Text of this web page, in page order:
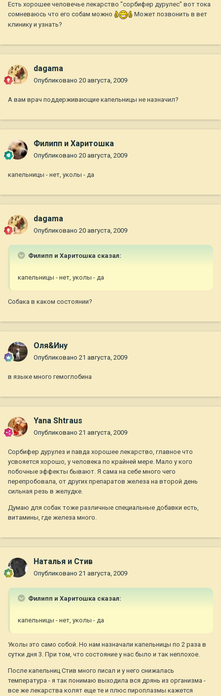
Есть хорошее человечье лекарство "сорбифер дурулес" вот тока
сомневаюсь что его собам можно
Может позвонить в вет
клинику и узнать?
dagama
Опубликовано 20 августа, 2009
А вам врач поддерживающие капельницы не назначил?
Филипп и Харитошка
Опубликовано 20 августа, 2009
капельницы - нет, уколы - да
dagama
Опубликовано 20 августа, 2009
Филипп и Харитошка сказал:
капельницы - нет, уколы - да
Собака в каком состоянии?
Оля&Ину
Опубликовано 21 августа, 2009
в языке много гемоглобина
Yana Shtraus
Опубликовано 21 августа, 2009
Сорбифер дурулез и павда хорошее лекарство, главное что
усвояется хорошо, у человека по крайней мере. Мало у кого
побочные эффекты бывают. Я сама на себе много чего
перепробовала, от других препаратов железа на второй день
сильная резь в желудке.
Думаю для собак тоже различные специальные добавки есть,
витамины, где железа много.
Наталья и Стив
Опубликовано 21 августа, 2009
Филипп и Харитошка сказал:
капельницы - нет, уколы - да
Уколы это само собой. Но нам назначали капельницы по 2 раза в
сутки дня 3. При том, что состояние у нас было и так неплохое.
После капельниц Стив много писал и у него снижалась
температура - я так понимаю выходила вся дрянь из организма -
все же лекарства колят еще те и плюс пироплазмы кажется